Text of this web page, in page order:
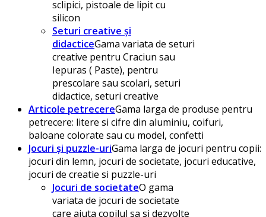
sclipici, pistoale de lipit cu
silicon
Seturi creative și
didacticeGama variata de seturi
creative pentru Craciun sau
Iepuras ( Paste), pentru
prescolare sau scolari, seturi
didactice, seturi creative
Articole petrecereGama larga de produse pentru
petrecere: litere si cifre din aluminiu, coifuri,
baloane colorate sau cu model, confetti
Jocuri și puzzle-uriGama larga de jocuri pentru copii:
jocuri din lemn, jocuri de societate, jocuri educative,
jocuri de creatie si puzzle-uri
Jocuri de societateO gama
variata de jocuri de societate
care ajuta copilul sa si dezvolte